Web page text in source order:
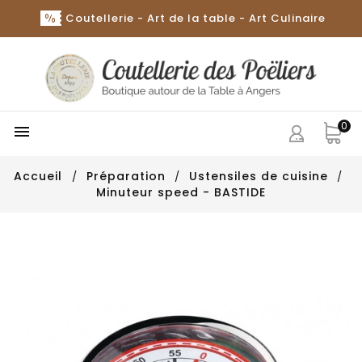
Coutellerie - Art de la table - Art Culinaire
 0
Accueil Préparation
Ustensiles de cuisine
Minuteur speed - BASTIDE